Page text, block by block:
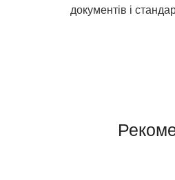
документів і